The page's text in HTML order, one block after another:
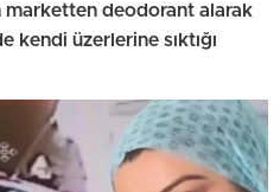
deodorant alarak
kendi üzerlerine sıktığı